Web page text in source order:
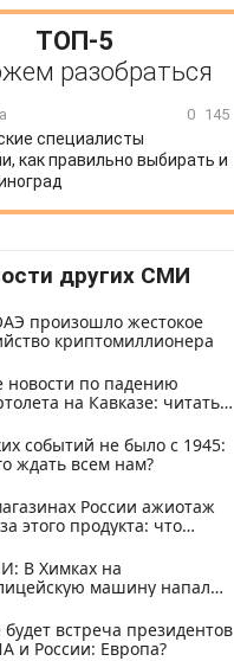
ТОП-5
разобраться
0 145
специалисты
как правильно выбирать и
других СМИ
произошло жестокое
криптомиллионера
новости по падению
на Кавказе: читать
событий не было с 1945:
ждать всем нам?
России ажиотаж
этого продукта: что
В Химках на
машину напали
будет встреча президентов
и России: Европа?